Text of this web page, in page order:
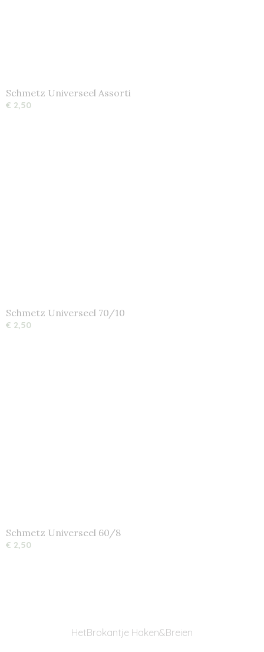
Schmetz Universeel Assorti
€ 2,50
Schmetz Universeel 70/10
€ 2,50
Schmetz Universeel 60/8
€ 2,50
HetBrokantje Haken&Breien